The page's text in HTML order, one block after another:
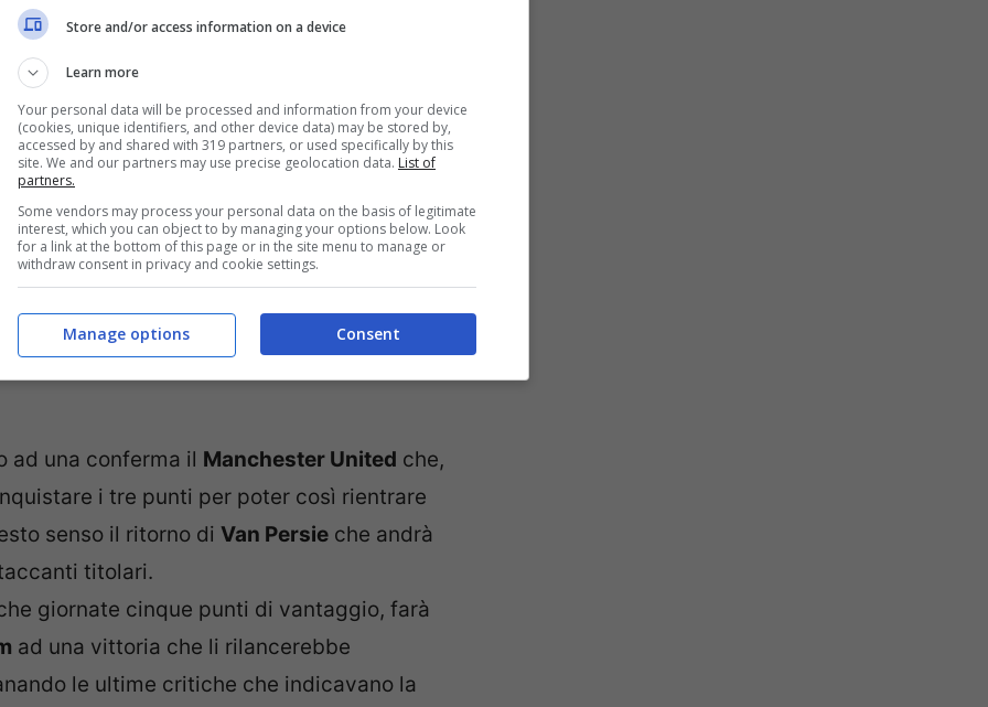
far visita alTottenhamche, dopo aver
trascinato da uno straordinario
ad una conferma il Manchester United che,
i tre punti per poter così rientrare
senso il ritorno di Van Persie che andrà
titolari.
giornate cinque punti di vantaggio, farà
ad una vittoria che li rilancerebbe
le ultime critiche che indicavano la
Store and/or access information on a device
Learn more
Your personal data will be processed and information from your device
(cookies, unique identifiers, and other device data) may be stored by,
accessed by and shared with 319 partners, or used specifically by this
site. We and our partners may use precise geolocation data. List of
partners.
Some vendors may process your personal data on the basis of legitimate
interest, which you can object to by managing your options below. Look
for a link at the bottom of this page or in the site menu to manage or
withdraw consent in privacy and cookie settings.
Consent
Manage options